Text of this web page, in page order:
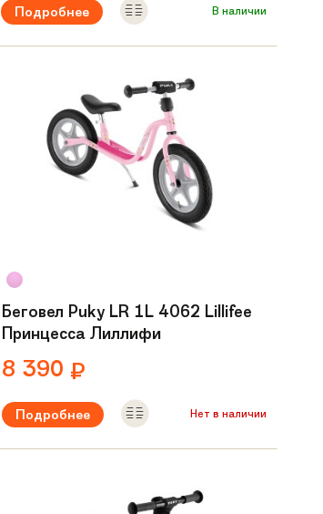
Подробнее В наличии
Рекомендуемый возраст:от 2 лет
Сталь
Беговел Puky LR 1L 4062 Lillifee
Принцесса Лиллифи
8 390 ₽
Подробнее Нет в наличии
Рекомендуемый возраст:от 2 лет